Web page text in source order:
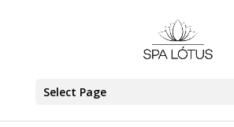
Select Page